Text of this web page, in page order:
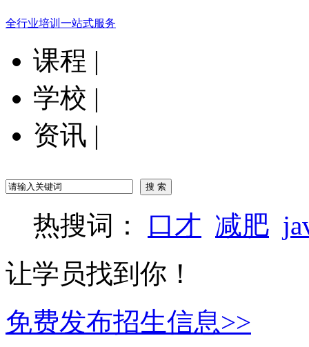
全行业培训一站式服务
课程 |
学校 |
资讯 |
热搜词： 口才 减肥
让学员找到你！
免费发布招生信息>>